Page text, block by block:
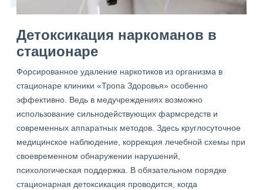
Детоксикация наркоманов в
стационаре
Форсированное удаление наркотиков из организма в
стационаре клиники «Тропа Здоровья» особенно
эффективно. Ведь в медучреждениях возможно
использование сильнодействующих фармсредств и
современных аппаратных методов. Здесь круглосуточное
медицинское наблюдение, коррекция лечебной схемы при
своевременном обнаружении нарушений,
психологическая поддержка. В обязательном порядке
стационарная детоксикация проводится, когда